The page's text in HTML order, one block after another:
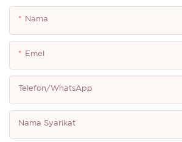
Nama
Emel
Telefon/whatsApp
Nama Syarikat